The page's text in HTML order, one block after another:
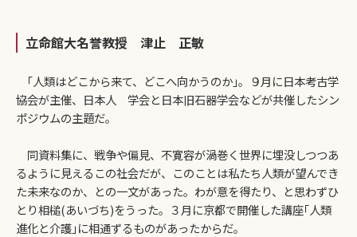
立命館大名誉教授 津止 正敏
｢人類はどこから来て、どこへ向かうのか｣。９月に日本考古学
協会が主催、日本人 学会と日本旧石器学会などが共催したシン
ポジウムの主題だ。
同資料集に、戦争や偏見、不寛容が渦巻く世界に埋没しつつあ
るように見えるこの社会だが、このことは私たち人類が望んでき
た未来なのか、との一文があった。わが意を得たり、と思わずひ
とり相槌(あいづち)をうった。３月に京都で開催した講座｢人類
進化と介護｣に相通ずるものがあったからだ。